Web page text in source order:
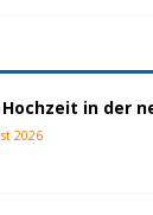
Hochzeit in der
2026